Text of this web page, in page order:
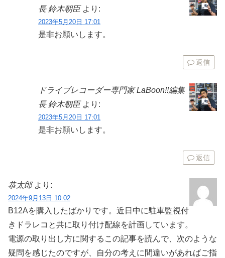
長 鈴木朝臣 より:
2023年5月20日 17:01
是非お願いします。
返信
ドライブレコーダー専門家 LaBoon!!編集
長 鈴木朝臣 より:
2023年5月20日 17:01
是非お願いします。
返信
恭太郎 より:
2024年9月13日 10:02
B12Aを購入したばかりです。近日中に駐車監視付
きドラレコと共に取り付け配線を計画しています。
電源の取り出し方に関するこの記事を読んで、次のような
疑問を感じたのですが、自分の考えに間違いがあればご指